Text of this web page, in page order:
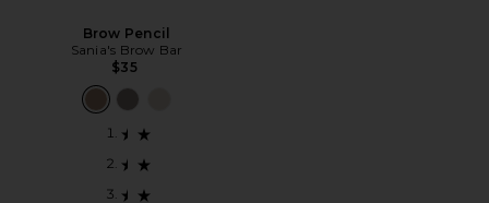
Brow Pencil
Sania's Brow Bar
$35